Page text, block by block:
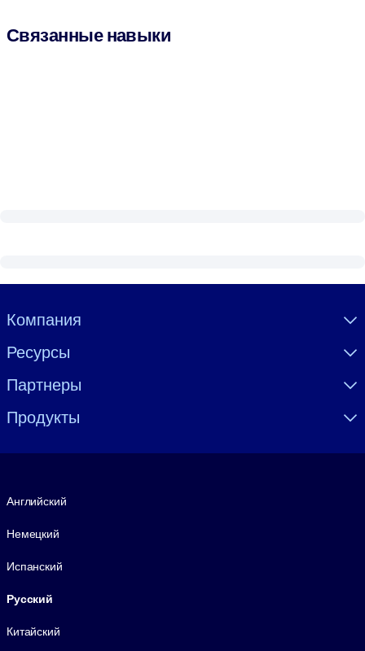
Связанные навыки
Visually hidden Text
Компания
Ресурсы
Партнеры
Продукты
Английский
Немецкий
Испанский
Русский
Китайский